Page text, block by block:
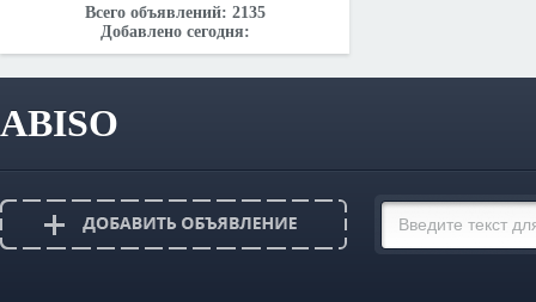
Всего объявлений: 2135
Добавлено сегодня:
ABISO